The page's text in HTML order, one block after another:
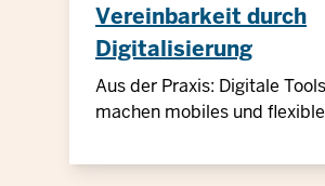
Vereinbarkeit durch
Digitalisierung
Aus der Praxis: Digitale Tools
machen mobiles und